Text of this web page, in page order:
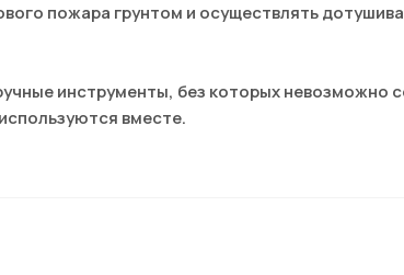
пожара грунтом и осуществлять
инструменты, без которых невозможно
вместе.